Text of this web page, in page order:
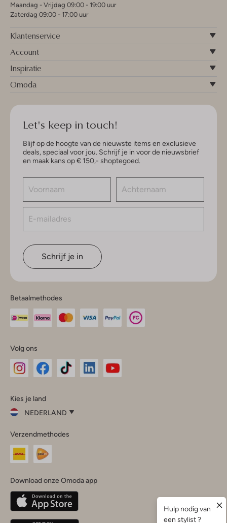
Maandag - Vrijdag 09:00 - 19:00 uur
Zaterdag 09:00 - 17:00 uur
Klantenservice
Account
Inspiratie
Omoda
Let's keep in touch!
Blijf op de hoogte van de nieuwste items en exclusieve
deals, speciaal voor jou. Schrijf je in voor de nieuwsbrief
en maak kans op € 150,- shoptegoed.
Schrijf je in
Betaalmethodes
Volg ons
InstagramFacebook
Kies je land
NEDERLAND
je
land
Nederland
Belgique(Français)
Deutschland
Verzendmethodes
Download onze Omoda app